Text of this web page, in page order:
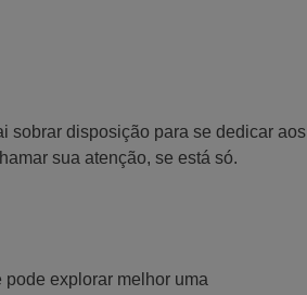
sobrar disposição para se dedicar aos
sua atenção, se está só.
explorar melhor uma